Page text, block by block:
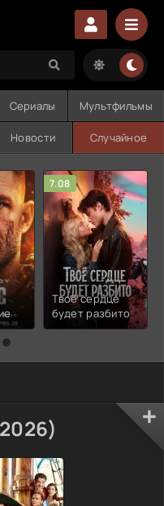
Сериалы Мультфильмы
Новости Случайное
7.08
Твоё сердце
будет разбито